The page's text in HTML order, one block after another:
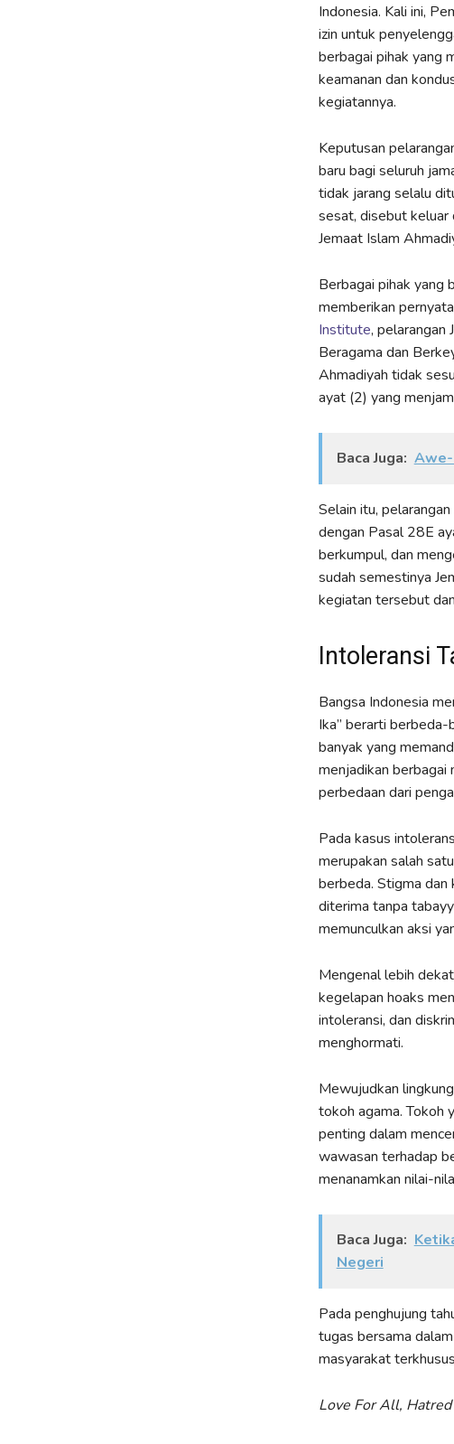
Indonesia. Kali ini,
izin untuk
berbagai pihak yang
keamanan dan
kegiatannya.
Keputusan
baru bagi seluruh
tidak jarang selalu
sesat, disebut keluar
Jemaat Islam
Berbagai pihak yang
memberikan
Institute, pelarangan
Beragama dan
Ahmadiyah tidak
ayat (2) yang
Baca Juga: Awe-
Selain itu,
dengan Pasal 28E
berkumpul, dan
sudah semestinya
kegiatan tersebut
Intoleransi
Bangsa Indonesia
Ika” berarti
banyak yang
menjadikan berbagai
perbedaan dari
Pada kasus
merupakan salah
berbeda. Stigma
diterima tanpa
memunculkan aksi
Mengenal lebih
kegelapan hoaks
intoleransi, dan
menghormati.
Mewujudkan
tokoh agama. Tokoh
penting dalam
wawasan terhadap
menanamkan nilai-
Baca Juga:
Negeri
Pada penghujung
tugas bersama
masyarakat
Love For All,